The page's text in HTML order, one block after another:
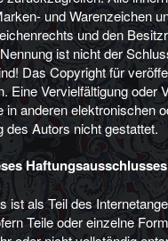
und Warenzeichen
und den
ist nicht der
Das Copyright für
Eine Vervielfältigung
in anderen elektronischen
Autors nicht gestattet.
Haftungsausschlusses
ist als Teil des
Teile oder einzelne